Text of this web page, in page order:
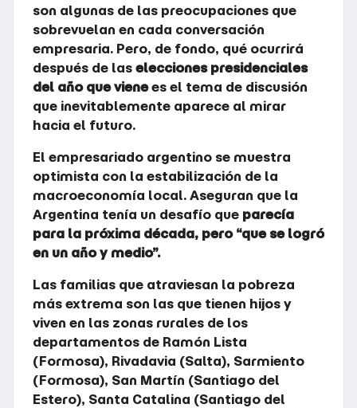
son algunas de las preocupaciones que
sobrevuelan en cada conversación
empresaria. Pero, de fondo, qué ocurrirá
después de las elecciones presidenciales
del año que vienees el tema de discusión
que inevitablemente aparece al mirar
hacia el futuro.
El empresariado argentino se muestra
optimista con la estabilización de la
macroeconomía local. Aseguran que la
Argentina tenía un desafío que parecía
para la próxima década, pero “que se logró
en un año y medio”.
Las familias que atraviesan la pobreza
más extrema son las que tienen hijos y
viven en las zonas rurales de los
departamentos de Ramón Lista
(Formosa), Rivadavia (Salta), Sarmiento
(Formosa), San Martín (Santiago del
Estero), Santa Catalina (Santiago del